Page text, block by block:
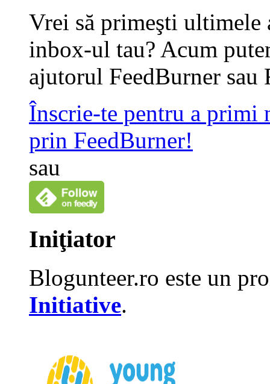
Vrei să primeşti
inbox-ul tau? Acum
ajutorul FeedBurner sau
Înscrie-te pentru a primi
prin FeedBurner!
sau
Iniţiator
Blogunteer.ro este un
Initiative.